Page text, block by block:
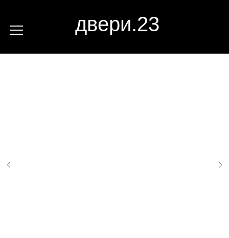
двери.23